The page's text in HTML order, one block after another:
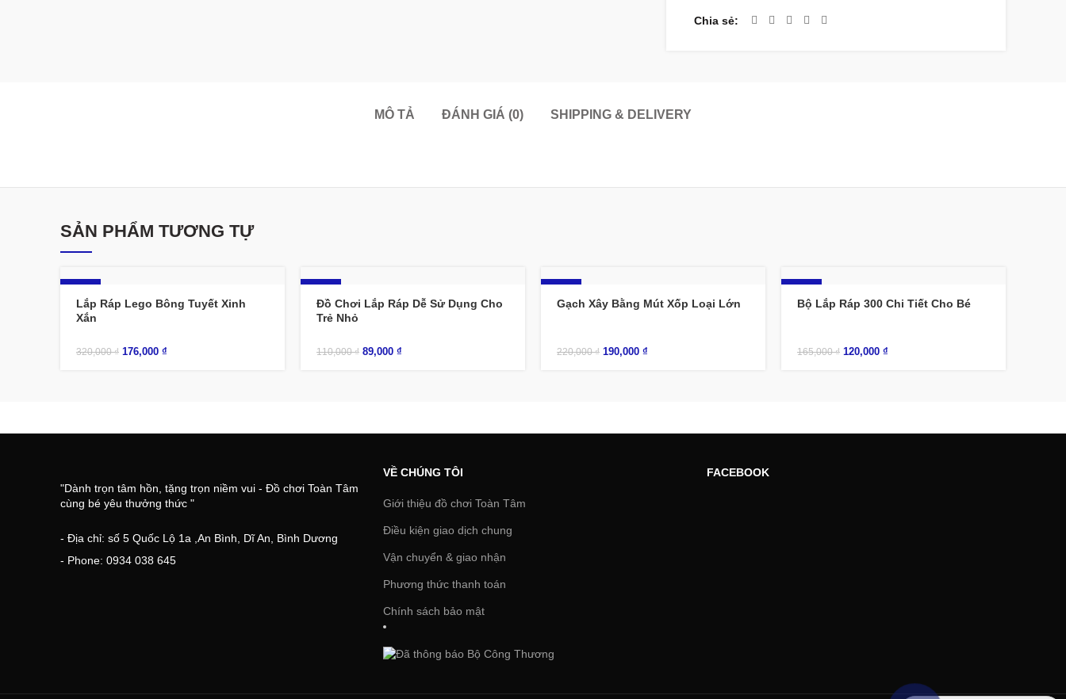
Chia sẻ
MÔ TẢ ĐÁNH GIÁ (0) SHIPPING & DELIVERY
SẢN PHẨM TƯƠNG TỰ
Lắp Ráp Lego Bông Tuyết Xinh
Xắn
320,000₫ 176,000 ₫
Đồ Chơi Lắp Ráp Dễ Sử Dụng Cho
Trẻ Nhỏ
110,000₫ 89,000 ₫
Gạch Xây Bằng Mút Xốp Loại Lớn
220,000₫ 190,000 ₫
Bộ Lắp Ráp 300 Chi Tiết Cho Bé
165,000₫ 120,000 ₫
"Dành trọn tâm hồn, tặng trọn niềm vui - Đồ chơi Toàn Tâm
cùng bé yêu thưởng thức "
- Địa chỉ: số 5 Quốc Lộ 1a ,An Bình, Dĩ An, Bình Dương
- Phone: 0934 038 645
VỀ CHÚNG TÔI
Giới thiệu đồ chơi Toàn Tâm
Điều kiện giao dịch chung
Vận chuyển & giao nhận
Phương thức thanh toán
Chính sách bảo mật
FACEBOOK